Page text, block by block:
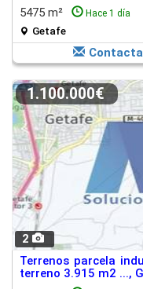
5475 m²
Hace 1 día
Getafe
2
1.100.000€
Terrenos parcela
terreno 3.915 m2 ...,